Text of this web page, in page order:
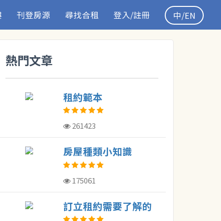
刊登房源 尋找合租 登入/註冊 中/EN
熱門文章
租約範本
261423
房屋種類小知識
175061
訂立租約需要了解的